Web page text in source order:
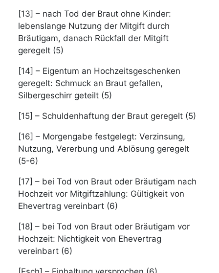
[13] – nach Tod der Braut ohne Kinder:
lebenslange Nutzung der Mitgift durch
Bräutigam, danach Rückfall der Mitgift
geregelt (5)
[14] – Eigentum an Hochzeitsgeschenken
geregelt: Schmuck an Braut gefallen,
Silbergeschirr geteilt (5)
[15] – Schuldenhaftung der Braut geregelt (5)
[16] – Morgengabe festgelegt: Verzinsung,
Nutzung, Vererbung und Ablösung geregelt
(5-6)
[17] – bei Tod von Braut oder Bräutigam nach
Hochzeit vor Mitgiftzahlung: Gültigkeit von
Ehevertrag vereinbart (6)
[18] – bei Tod von Braut oder Bräutigam vor
Hochzeit: Nichtigkeit von Ehevertrag
vereinbart (6)